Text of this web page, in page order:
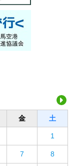
金 土
1
7 8